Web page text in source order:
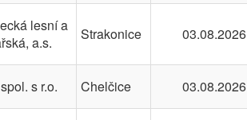
lesní a
a.s.
Strakonice 03.08.2026
s r.o. Chelčice 03.08.2026